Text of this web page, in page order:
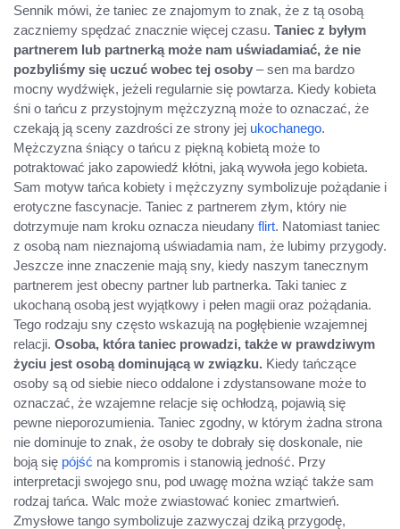
Sennik mówi, że taniec ze znajomym to znak, że z tą osobą
zaczniemy spędzać znacznie więcej czasu. Taniec z byłym
partnerem lub partnerką może nam uświadamiać, że nie
pozbyliśmy się uczuć wobec tej osoby – sen ma bardzo
mocny wydźwięk, jeżeli regularnie się powtarza. Kiedy kobieta
śni o tańcu z przystojnym mężczyzną może to oznaczać, że
czekają ją sceny zazdrości ze strony jej ukochanego.
Mężczyzna śniący o tańcu z piękną kobietą może to
potraktować jako zapowiedź kłótni, jaką wywoła jego kobieta.
Sam motyw tańca kobiety i mężczyzny symbolizuje pożądanie i
erotyczne fascynacje. Taniec z partnerem złym, który nie
dotrzymuje nam kroku oznacza nieudany flirt. Natomiast taniec
z osobą nam nieznajomą uświadamia nam, że lubimy przygody.
Jeszcze inne znaczenie mają sny, kiedy naszym tanecznym
partnerem jest obecny partner lub partnerka. Taki taniec z
ukochaną osobą jest wyjątkowy i pełen magii oraz pożądania.
Tego rodzaju sny często wskazują na pogłębienie wzajemnej
relacji. Osoba, która taniec prowadzi, także w prawdziwym
życiu jest osobą dominującą w związku. Kiedy tańczące
osoby są od siebie nieco oddalone i zdystansowane może to
oznaczać, że wzajemne relacje się ochłodzą, pojawią się
pewne nieporozumienia. Taniec zgodny, w którym żadna strona
nie dominuje to znak, że osoby te dobrały się doskonale, nie
boją się pójść na kompromis i stanowią jedność. Przy
interpretacji swojego snu, pod uwagę można wziąć także sam
rodzaj tańca. Walc może zwiastować koniec zmartwień.
Zmysłowe tango symbolizuje zazwyczaj dziką przygodę,